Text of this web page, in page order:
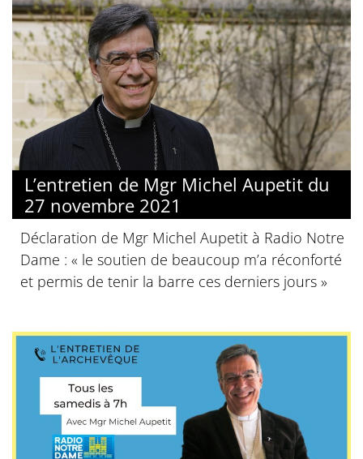
L’entretien de Mgr Michel Aupetit du
27 novembre 2021
Déclaration de Mgr Michel Aupetit à Radio Notre
Dame : « le soutien de beaucoup m’a réconforté
et permis de tenir la barre ces derniers jours »